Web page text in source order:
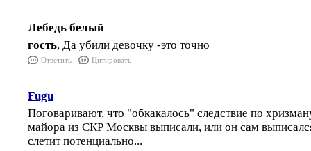
Лебедь белый
гость, Да убили девочку -это точно
Ответить Цитировать
Fugu
Поговаривают, что "обкакалось" следствие по
майора из СКР Москвы выписали, или он сам
слетит потенциально...